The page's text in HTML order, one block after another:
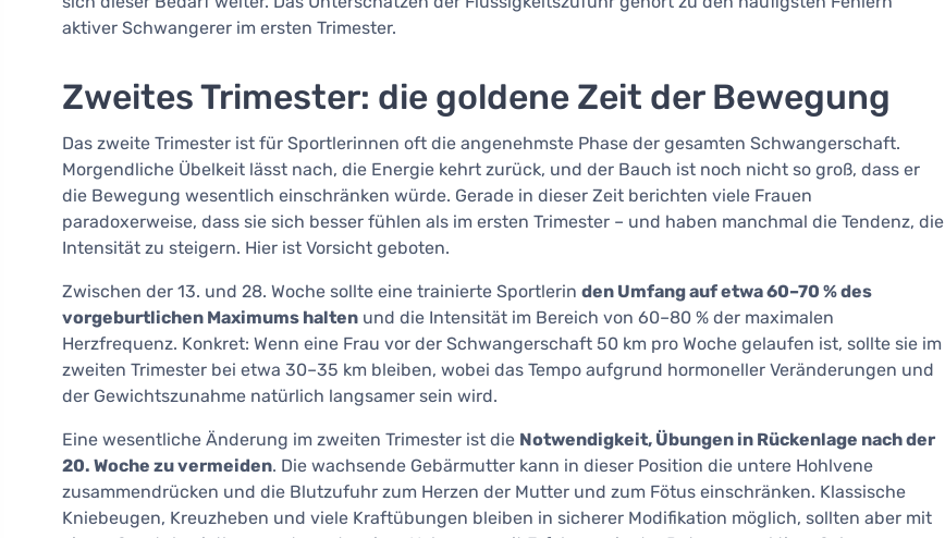
aktiver Schwangerer im ersten Trimester.
Zweites Trimester: die goldene Zeit der Bewegung
Das zweite Trimester ist für Sportlerinnen oft die angenehmste Phase der gesamten Schwangerschaft.
Morgendliche Übelkeit lässt nach, die Energie kehrt zurück, und der Bauch ist noch nicht so groß, dass er
die Bewegung wesentlich einschränken würde. Gerade in dieser Zeit berichten viele Frauen
paradoxerweise, dass sie sich besser fühlen als im ersten Trimester – und haben manchmal die Tendenz, die
Intensität zu steigern. Hier ist Vorsicht geboten.
Zwischen der 13. und 28. Woche sollte eine trainierte Sportlerin den Umfang auf etwa 60–70 % des
vorgeburtlichen Maximums halten und die Intensität im Bereich von 60–80 % der maximalen
Herzfrequenz. Konkret: Wenn eine Frau vor der Schwangerschaft 50 km pro Woche gelaufen ist, sollte sie im
zweiten Trimester bei etwa 30–35 km bleiben, wobei das Tempo aufgrund hormoneller Veränderungen und
der Gewichtszunahme natürlich langsamer sein wird.
Eine wesentliche Änderung im zweiten Trimester ist die Notwendigkeit, Übungen in Rückenlage nach der
20. Woche zu vermeiden. Die wachsende Gebärmutter kann in dieser Position die untere Hohlvene
zusammendrücken und die Blutzufuhr zum Herzen der Mutter und zum Fötus einschränken. Klassische
Kniebeugen, Kreuzheben und viele Kraftübungen bleiben in sicherer Modifikation möglich, sollten aber mit